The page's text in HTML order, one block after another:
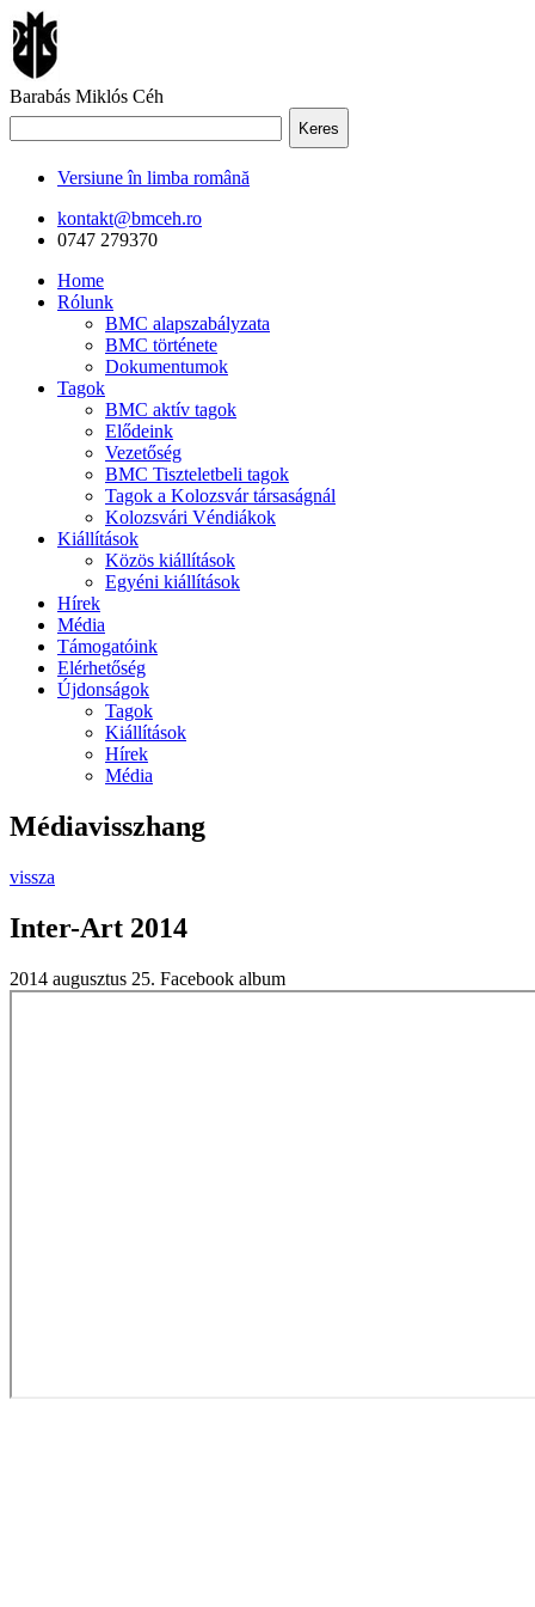
Barabás Miklós Céh
Keres
Versiune în limba română
kontakt@bmceh.ro
0747 279370
Home
Rólunk
BMC alapszabályzata
BMC története
Dokumentumok
Tagok
BMC aktív tagok
Elődeink
Vezetőség
BMC Tiszteletbeli tagok
Tagok a Kolozsvár társaságnál
Kolozsvári Véndiákok
Kiállítások
Közös kiállítások
Egyéni kiállítások
Hírek
Média
Támogatóink
Elérhetőség
Újdonságok
Tagok
Kiállítások
Hírek
Média
Médiavisszhang
vissza
Inter-Art 2014
2014 augusztus 25. Facebook album